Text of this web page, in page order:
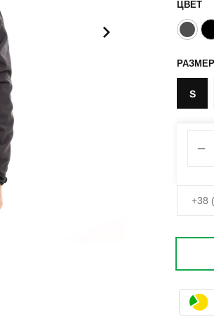
ЦВЕТ
РАЗМЕР
S